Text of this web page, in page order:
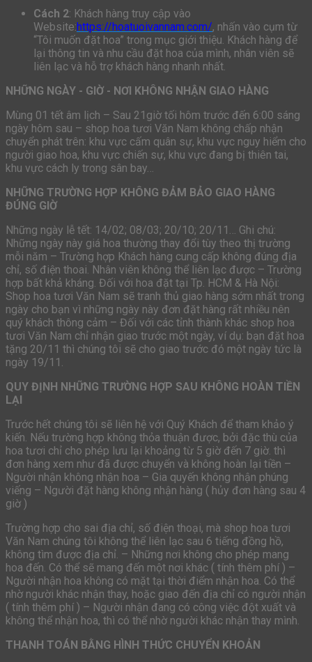
Cách 2: Khách hàng truy cập vào
Website:https://hoatuoivannam.com/, nhấn vào cụm từ
“Tôi muốn đặt hoa” trong mục giới thiệu. Khách hàng để
lại thông tin và nhu cầu đặt hoa của mình, nhân viên sẽ
liên lạc và hỗ trợ khách hàng nhanh nhất.
NHỮNG NGÀY - GIỜ - NƠI KHÔNG NHẬN GIAO HÀNG
Mùng 01 tết âm lịch – Sau 21giờ tối hôm trước đến 6:00 sáng
ngày hôm sau – shop hoa tươi Văn Nam không chấp nhận
chuyển phát trên: khu vực cấm quân sự, khu vực nguy hiểm cho
người giao hoa, khu vực chiến sự, khu vực đang bị thiên tai,
khu vực cách ly trong sân bay…
NHỮNG TRƯỜNG HỢP KHÔNG ĐẢM BẢO GIAO HÀNG
ĐÚNG GIỜ
Những ngày lễ tết: 14/02; 08/03; 20/10; 20/11… Ghi chú:
Những ngày này giá hoa thường thay đổi tùy theo thị trường
mỗi năm – Trường hợp Khách hàng cung cấp không đúng địa
chỉ, số điện thoai. Nhân viên không thể liên lạc được – Trường
hợp bất khả kháng. Đối với hoa đặt tại Tp. HCM & Hà Nội:
Shop hoa tươi Văn Nam sẽ tranh thủ giao hàng sớm nhất trong
ngày cho bạn vì những ngày này đơn đặt hàng rất nhiều nên
quý khách thông cảm – Đối với các tỉnh thành khác shop hoa
tươi Văn Nam chỉ nhận giao trước một ngày, ví dụ: bạn đặt hoa
tặng 20/11 thì chúng tôi sẽ cho giao trước đó một ngày tức là
ngày 19/11.
QUY ĐỊNH NHỮNG TRƯỜNG HỢP SAU KHÔNG HOÀN TIỀN
LẠI
Trước hết chúng tôi sẽ liên hệ với Quý Khách để tham khảo ý
kiến. Nếu trường hợp không thỏa thuận được, bởi đặc thù của
hoa tươi chỉ cho phép lưu lại khoảng từ 5 giờ đến 7 giờ. thì
đơn hàng xem như đã được chuyển và không hoàn lại tiền –
Người nhận không nhận hoa – Gia quyến không nhận phúng
viếng – Người đặt hàng không nhận hàng ( hủy đơn hàng sau 4
giờ )
Trường hợp cho sai địa chỉ, số điện thoại, mà shop hoa tươi
Văn Nam chúng tôi không thể liên lạc sau 6 tiếng đồng hồ,
không tìm được địa chỉ. – Những nơi không cho phép mang
hoa đến. Có thể sẽ mang đến một nơi khác ( tính thêm phí ) –
Người nhận hoa không có mặt tại thời điểm nhận hoa. Có thể
nhờ người khác nhận thay, hoặc giao đến địa chỉ có người nhận
( tính thêm phí ) – Người nhận đang có công việc đột xuất và
không thể nhận hoa, thì có thể nhờ người khác nhận thay mình.
THANH TOÁN BẰNG HÌNH THỨC CHUYỂN KHOẢN